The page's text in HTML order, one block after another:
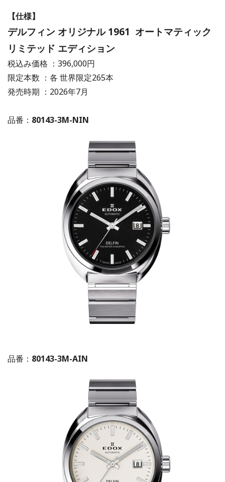
【仕様】
デルフィン オリジナル 1961 オートマティック
リミテッド エディション
税込み価格 ：396,000円
限定本数 ：各 世界限定265本
発売時期 ：2026年7月
品番： 80143-3M-NIN
品番： 80143-3M-AIN